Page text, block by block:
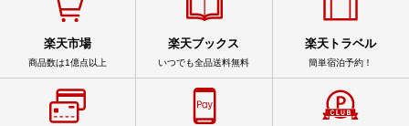
楽天市場
商品数は1億点以上
楽天ブックス
いつでも全品送料無料
楽天トラベル
簡単宿泊予約！